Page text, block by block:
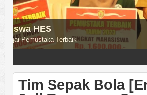
Mahasiswa Sebagai Presenter
Tiga Mahasiswa Prodi HES sebagai
Tim Sepak Bola